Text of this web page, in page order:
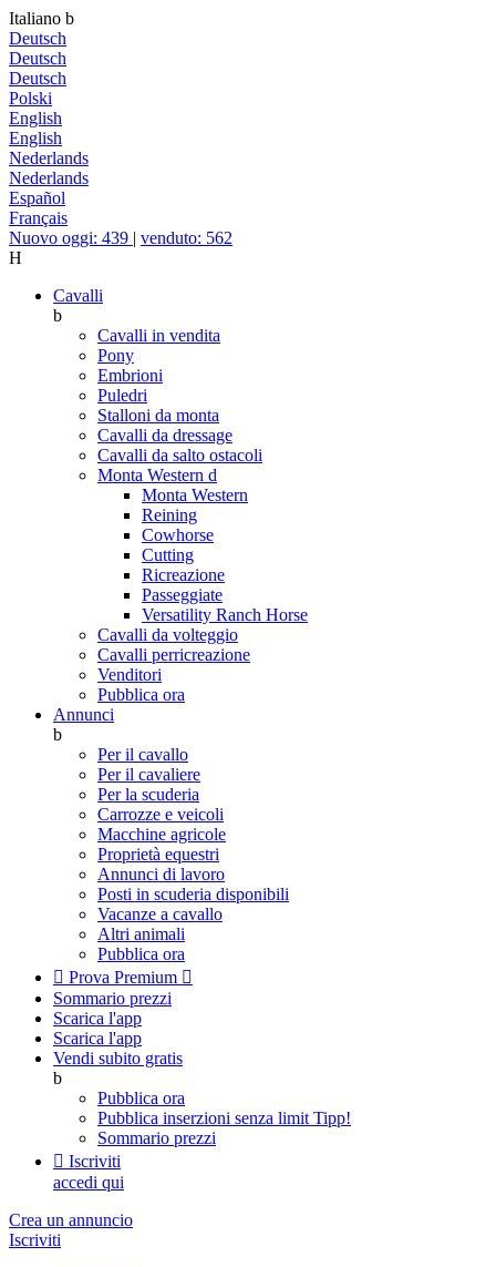
Italiano b
Deutsch
Deutsch
Deutsch
Polski
English
English
Nederlands
Nederlands
Español
Français
Nuovo oggi: 439 | venduto: 562
H
Cavalli
b
Cavalli in vendita
Pony
Embrioni
Puledri
Stalloni da monta
Cavalli da dressage
Cavalli da salto ostacoli
Monta Western d
Monta Western
Reining
Cowhorse
Cutting
Ricreazione
Passeggiate
Versatility Ranch Horse
Cavalli da volteggio
Cavalli perricreazione
Venditori
Pubblica ora
Annunci
b
Per il cavallo
Per il cavaliere
Per la scuderia
Carrozze e veicoli
Macchine agricole
Proprietà equestri
Annunci di lavoro
Posti in scuderia disponibili
Vacanze a cavallo
Altri animali
Pubblica ora
 Prova Premium 
Sommario prezzi
Scarica l'app
Scarica l'app
Vendi subito gratis
b
Pubblica ora
Pubblica inserzioni senza limit Tipp!
Sommario prezzi
 Iscriviti
accedi qui
Crea un annuncio
Iscriviti